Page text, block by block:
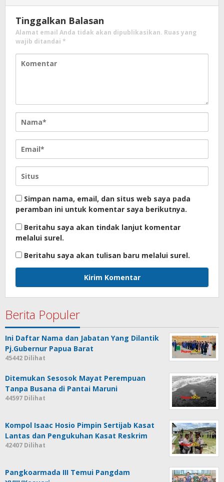
Tinggalkan Balasan
Alamat email Anda tidak akan dipublikasikan. Ruas yang
wajib ditandai *
Simpan nama, email, dan situs web saya pada
peramban ini untuk komentar saya berikutnya.
Beritahu saya akan tindak lanjut komentar
melalui surel.
Beritahu saya akan tulisan baru melalui surel.
Berita Populer
Ini Daftar Nama dan Jabatan Yang Dilantik
Pj.Gubernur Papua Barat
45442 Dilihat
Ditemukan Sesosok Mayat Perempuan
Tanpa Busana di Pantai Maruni
44597 Dilihat
Kompol Isaac Hosio Pimpin Sertijab Kasat
Lantas dan Pengukuhan Kasat Reskrim
42407 Dilihat
Pangkoarmada III Temui Pangdam